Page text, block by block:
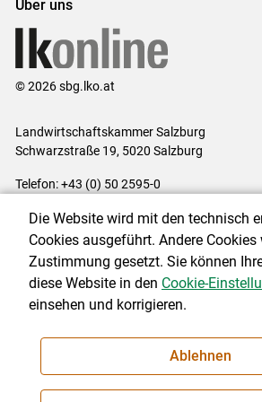
Über uns
© 2026 sbg.lko.at
Landwirtschaftskammer Salzburg
Schwarzstraße 19, 5020 Salzburg
Telefon: +43 (0) 50 2595-0
Impressum|Kontakt|
Cookie-Einstellungen
NEWSLETTER
Die Website wird mit den technisch
Cookies ausgeführt. Andere
Zustimmung gesetzt. Sie können
diese Website in den Cookie-
einsehen und korrigieren.
Ablehnen